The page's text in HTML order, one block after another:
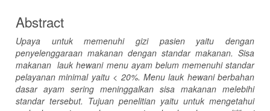
Abstract
Upaya untuk memenuhi gizi pasien yaitu dengan
penyelenggaraan makanan dengan standar makanan. Sisa
makanan lauk hewani menu ayam belum memenuhi standar
pelayanan minimal yaitu < 20%. Menu lauk hewani berbahan
dasar ayam sering meninggalkan sisa makanan melebihi
standar tersebut. Tujuan penelitian yaitu untuk mengetahui